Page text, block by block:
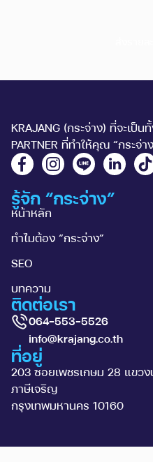
KRAJANG (กระจ่าง) ที่จะเป็น
PARTNER ที่ทำให้คุณ “กระจ่
รู้จัก “กระจ่าง”
หน้าหลัก
ทำไมต้อง “กระจ่าง”
SEO
บทความ
ติดต่อเรา
064-553-5526
info@krajang.co.th
ที่อยู่
203 ซอยเพชรเกษม 28 แขว
ภาษีเจริญ
กรุงเทพมหานคร 10160